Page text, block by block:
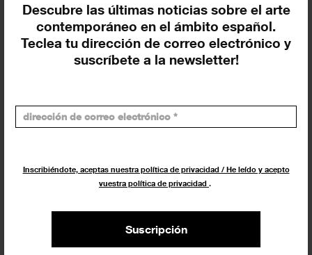
Descubre las últimas noticias sobre el arte
contemporáneo en el ámbito español.
Teclea tu dirección de correo electrónico y
suscríbete a la newsletter!
Inscribiéndote, aceptas nuestra política de privacidad / He leído y acepto
vuestra política de privacidad .
Suscripción
Exposiciones y actividades en tu ciudad